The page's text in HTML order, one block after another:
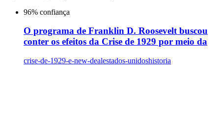
96% confiança
O programa de Franklin D. Roosevelt buscou
conter os efeitos da Crise de 1929 por meio da
crise-de-1929-e-new-dealestados-unidoshistoria